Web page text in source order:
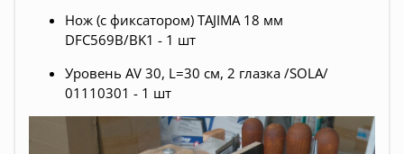
Нож (с фиксатором) TAJIMA 18 мм
DFC569B/BK1 - 1 шт
Уровень AV 30, L=30 см, 2 глазка /SOLA/
01110301 - 1 шт